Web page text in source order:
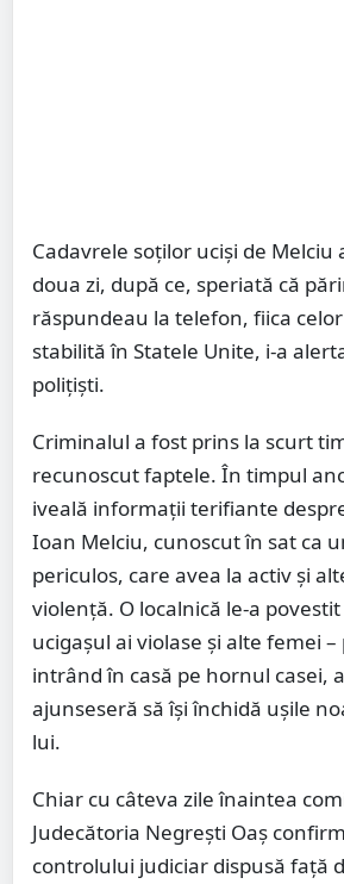
Cadavrele soților uciși de Melciu
doua zi, după ce, speriată că
răspundeau la telefon, fiica
stabilită în Statele Unite, i-a
polițiști.
Criminalul a fost prins la scurt
recunoscut faptele. În timpul
iveală informații terifiante
Ioan Melciu, cunoscut în sat ca
periculos, care avea la activ și
violență. O localnică le-a
ucigașul ai violase și alte femei
intrând în casă pe hornul casei,
ajunseseră să își închidă ușile
lui.
Chiar cu câteva zile înaintea
Judecătoria Negrești Oaș
controlului judiciar dispusă față